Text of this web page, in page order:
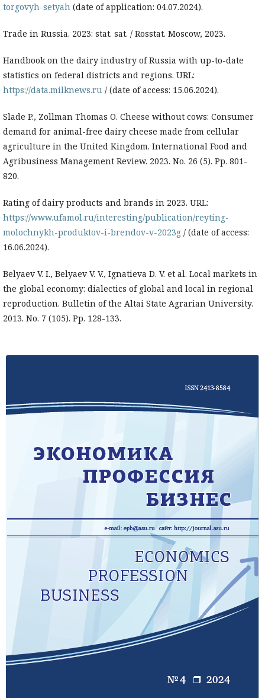
torgovyh-setyah (date of application: 04.07.2024).
Trade in Russia. 2023: stat. sat. / Rosstat. Moscow, 2023.
Handbook on the dairy industry of Russia with up-to-date
statistics on federal districts and regions. URL:
https://data.milknews.ru / (date of access: 15.06.2024).
Slade P., Zollman Thomas O. Cheese without cows: Consumer
demand for animal-free dairy cheese made from cellular
agriculture in the United Kingdom. International Food and
Agribusiness Management Review. 2023. No. 26 (5). Pp. 801-
820.
Rating of dairy products and brands in 2023. URL:
https://www.ufamol.ru/interesting/publication/reyting-
molochnykh-produktov-i-brendov-v-2023g / (date of access:
16.06.2024).
Belyaev V. I., Belyaev V. V., Ignatieva D. V. et al. Local markets in
the global economy: dialectics of global and local in regional
reproduction. Bulletin of the Altai State Agrarian University.
2013. No. 7 (105). Pp. 128-133.